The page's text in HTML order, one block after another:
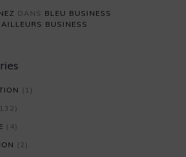
DANS BLEU BUSINESS
BUSINESS
(1)
(4)
(2)